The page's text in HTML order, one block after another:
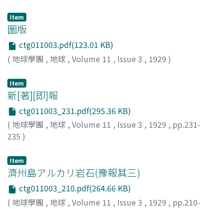
Item
圖版
ctg011003.pdf(123.01 KB)
( 地球學團 , 地球 , Volume 11 , Issue 3 , 1929 )
Item
新[著][即]報
ctg011003_231.pdf(295.36 KB)
( 地球學團 , 地球 , Volume 11 , Issue 3 , 1929 , pp.231-
235 )
Item
濟州島アルカリ岩石(豫報其三)
ctg011003_210.pdf(264.66 KB)
( 地球學團 , 地球 , Volume 11 , Issue 3 , 1929 , pp.210-